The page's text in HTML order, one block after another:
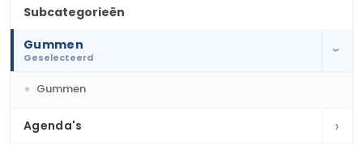
Subcategorieën
Gummen
Geselecteerd
›
Gummen
Agenda's ›